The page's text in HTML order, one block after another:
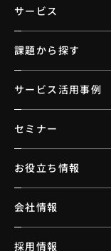
サービス
課題から探す
サービス活用事例
セミナー
お役立ち情報
会社情報
採用情報